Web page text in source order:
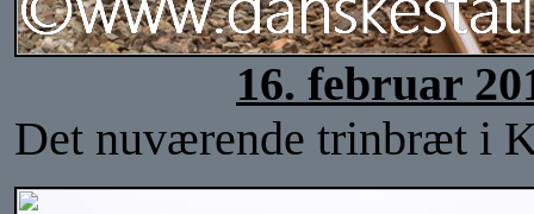
16. februar
Det nuværende trinbræt i